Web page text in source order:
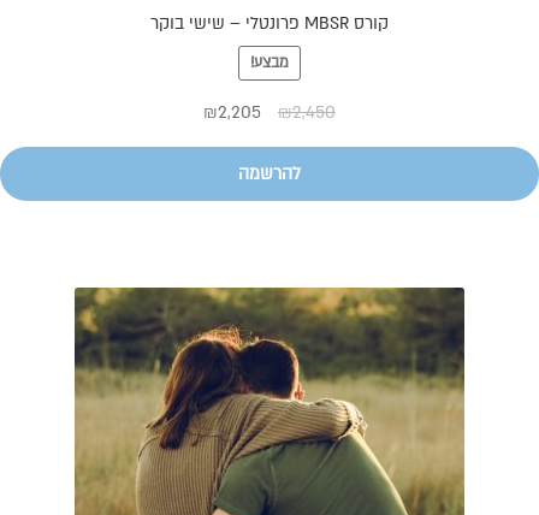
קורס MBSR פרונטלי – שישי בוקר
מבצע!
₪2,450
₪2,205
להרשמה